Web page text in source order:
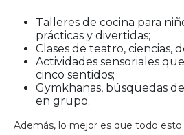
Talleres de cocina para
prácticas y divertidas;
Clases de teatro, ciencias,
Actividades sensoriales
cinco sentidos;
Gymkhanas, búsquedas
en grupo.
Además, lo mejor es que todo